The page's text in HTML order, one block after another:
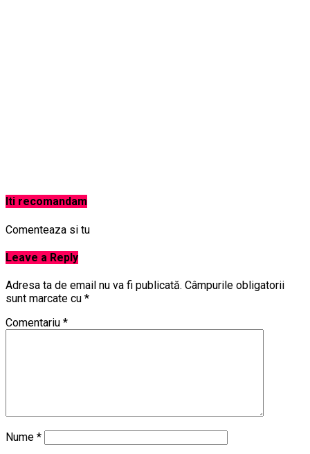
Iti recomandam
Comenteaza si tu
Leave a Reply
Adresa ta de email nu va fi publicată. Câmpurile obligatorii
sunt marcate cu *
Comentariu *
Nume *